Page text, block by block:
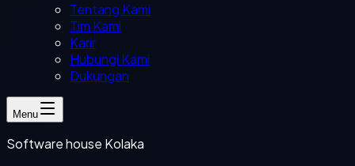
Tentang Kami
Tim Kami
Karir
Hubungi Kami
Dukungan
Menu
Software house Kolaka